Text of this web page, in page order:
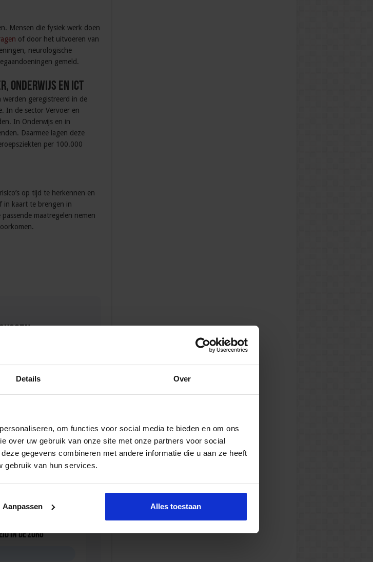
Details Over
om functies voor social media te bieden en om ons
over uw gebruik van onze site met onze partners voor social
gegevens combineren met andere informatie die u aan ze heeft
gebruik van hun services.
Aanpassen Alles toestaan
Mensen die fysiek werk doen
of door het uitvoeren van
neurologische
gemeld.
onderwijs en ICT
geregistreerd in de
In de sector Vervoer en
In Onderwijs en in
Daarmee lagen deze
per 100.000
op tijd te herkennen en
in kaart te brengen in
maatregelen nemen
in de zorg